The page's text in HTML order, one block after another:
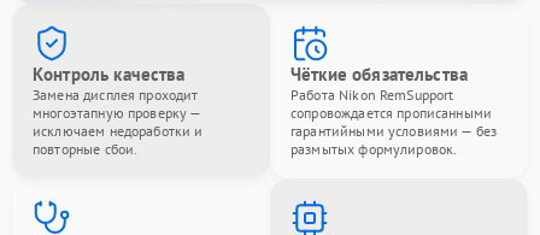
Контроль качества
Замена дисплея проходит
многоэтапную проверку —
исключаем недоработки и
повторные сбои.
Чёткие обязательства
Работа Nikon RemSupport
сопровождается прописанными
гарантийными условиями — без
размытых формулировок.